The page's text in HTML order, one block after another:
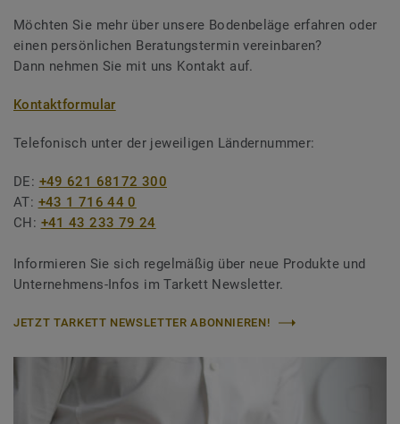
Möchten Sie mehr über unsere Bodenbeläge erfahren oder
einen persönlichen Beratungstermin vereinbaren?
Dann nehmen Sie mit uns Kontakt auf.
Kontaktformular
Telefonisch unter der jeweiligen Ländernummer:
DE: +49 621 68172 300
AT: +43 1 716 44 0
CH: +41 43 233 79 24
Informieren Sie sich regelmäßig über neue Produkte und
Unternehmens-Infos im Tarkett Newsletter.
JETZT TARKETT NEWSLETTER ABONNIEREN!